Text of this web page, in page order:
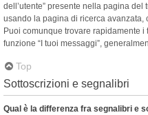
dell’utente” presente nella pagina
usando la pagina di ricerca
Puoi comunque trovare rapidamente
funzione “I tuoi messaggi”,
Top
Sottoscrizioni e segnalibri
Qual è la differenza fra segnalibri e